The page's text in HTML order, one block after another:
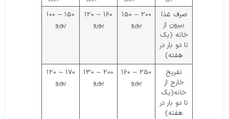
صرف غذا
بیرون از
خانه (یک
تا دو بار در
هفته)
200 – 150
یورو
160 – 120
یورو
150 – 100
یورو
تفریح
خارج از
خانه(یک
تا دو بار در
هفته)
250 – 160
یورو
200 – 130
یورو
170 – 120
یورو